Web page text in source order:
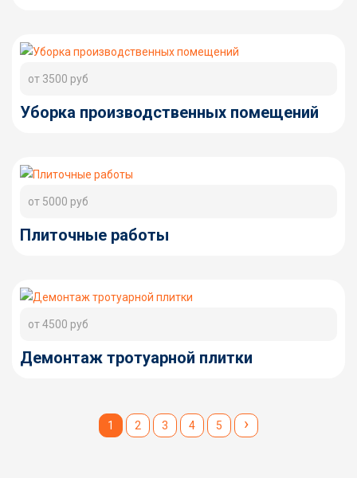
от 3500 руб
Уборка производственных помещений
от 5000 руб
Плиточные работы
от 4500 руб
Демонтаж тротуарной плитки
1 2 3 4 5 ›